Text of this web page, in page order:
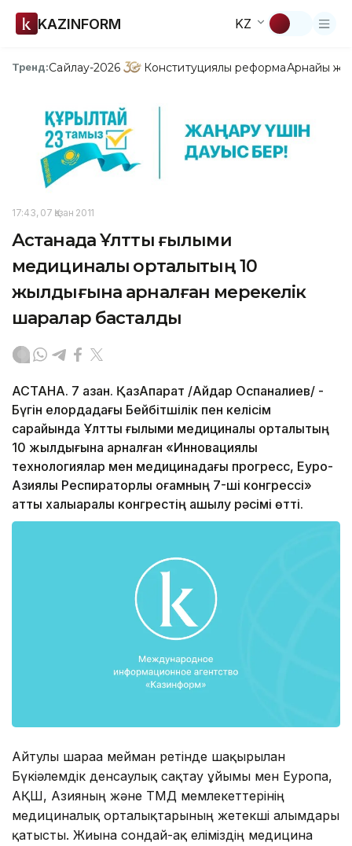
KAZINFORM KZ
Тренд:Сайлау-2026 Конституциялық реформаАрнайы
17:43, 07 Қазан 2011
Астанада Ұлттық ғылыми
медициналық орталықтың 10
жылдығына арналған мерекелік
шаралар басталды
АСТАНА. 7 қазан. ҚазАқпарат /Айдар Оспаналиев/ -
Бүгін елордадағы Бейбітшілік пен келісім
сарайында Ұлттық ғылыми медициналық орталықтың
10 жылдығына арналған «Инновациялық
технологиялар мен медицинадағы прогресс, Еуро-
Азиялық Респираторлық қоғамның 7-ші конгрессі»
атты халықаралық конгрестің ашылу рәсімі өтті.
Айтулы шараға мейман ретінде шақырылған
Бүкіәлемдік денсаулық сақтау ұйымы мен Еуропа,
АҚШ, Азияның және ТМД мемлекеттерінің
медициналық орталықтарының жетекші ғалымдары
қатысты. Жиынға сондай-ақ еліміздің медицина